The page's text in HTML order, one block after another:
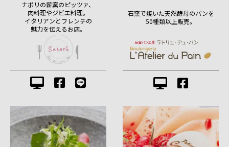
ナポリの薪窯のピッツァ、
肉料理やジビエ料理。
イタリアンとフレンチの
魅力を伝えるお店。
石窯で焼いた天然酵母のパンを
50種類以上販売。